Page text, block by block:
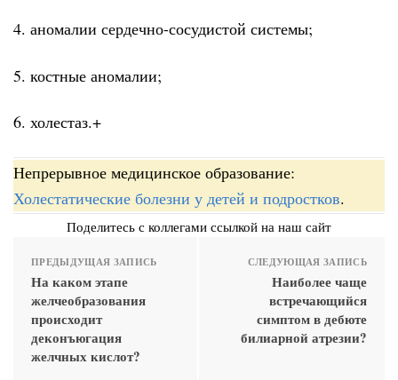
4. аномалии сердечно-сосудистой системы;
5. костные аномалии;
6. холестаз.+
Непрерывное медицинское образование:
Холестатические болезни у детей и подростков.
Поделитесь с коллегами ссылкой на наш сайт
ПРЕДЫДУЩАЯ ЗАПИСЬ
На каком этапе
желчеобразования
происходит
деконъюгация
желчных кислот?
СЛЕДУЮЩАЯ ЗАПИСЬ
Наиболее чаще
встречающийся
симптом в дебюте
билиарной атрезии?